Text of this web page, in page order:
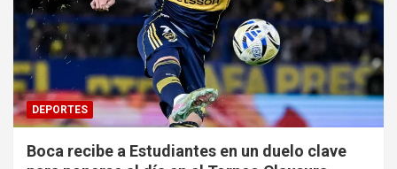
DEPORTES
Boca recibe a Estudiantes en un duelo clave